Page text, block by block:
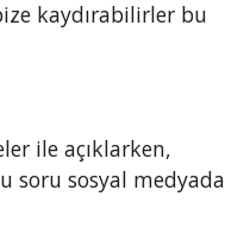
kaydırabilirler bu
ile açıklarken,
soru sosyal medyada